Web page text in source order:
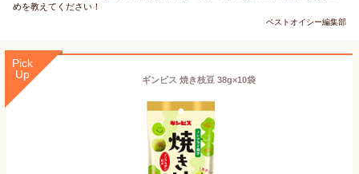
めを教えてください！
ベストオイシー編集部
Pick
Up
ギンビス 焼き枝豆 38g×10袋